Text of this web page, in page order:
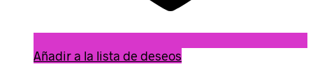
Añadir a la lista de deseos